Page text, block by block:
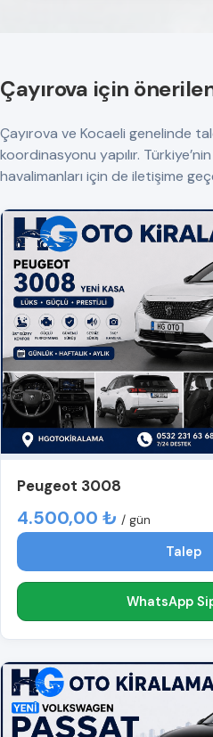
Çayırova için
Çayırova ve Kocaeli genelinde
koordinasyonu yapılır.
havalimanları için de iletişime
Peugeot 3008
4.500,00 ₺ / gün
Talep
WhatsApp